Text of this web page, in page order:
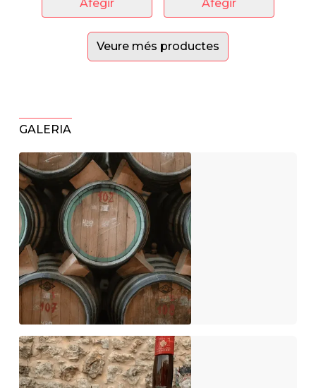
Afegir Afegir
Veure més productes
GALERIA